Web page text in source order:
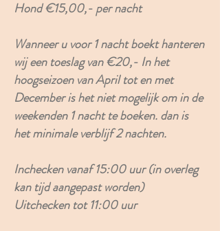
Hond €15,00,- per nacht
Wanneer u voor 1 nacht boekt hanteren
wij een toeslag van €20,- In het
hoogseizoen van April tot en met
December is het niet mogelijk om in de
weekenden 1 nacht te boeken. dan is
het minimale verblijf 2 nachten.
Inchecken vanaf 15:00 uur(in overleg
kan tijd aangepast worden)
Uitchecken tot 11:00 uur